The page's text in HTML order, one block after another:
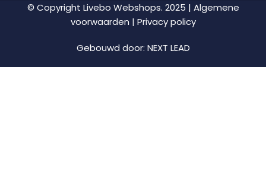
© Copyright Livebo Webshops. 2025 | Algemene
voorwaarden | Privacy policy
Gebouwd door: NEXT LEAD